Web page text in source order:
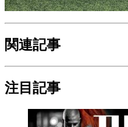
関連記事
注目記事